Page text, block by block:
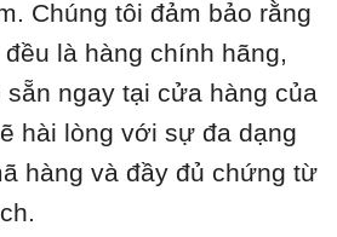
Chúng tôi đảm bảo rằng
là hàng chính hãng,
ngay tại cửa hàng của
hài lòng với sự đa dạng
hàng và đầy đủ chứng từ